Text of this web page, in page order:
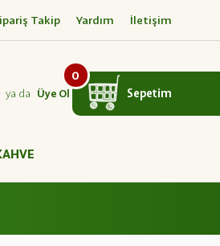
Takip Yardım İletişim
ya da Üye Ol
0
Sepetim